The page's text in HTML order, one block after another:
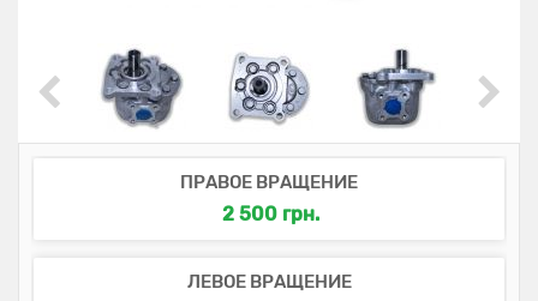
ПРАВОЕ ВРАЩЕНИЕ
2 500 грн.
ЛЕВОЕ ВРАЩЕНИЕ